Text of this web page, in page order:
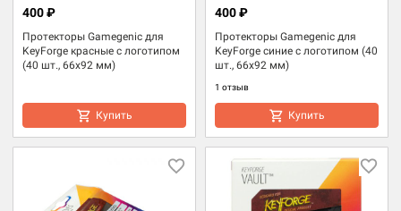
Протекторы Gamegenic для
KeyForge красные с логотипом
(40 шт., 66x92 мм)
400 ₽
Купить
Протекторы Gamegenic для
KeyForge синие с логотипом (40
шт., 66x92 мм)
1 отзыв
400 ₽
Купить